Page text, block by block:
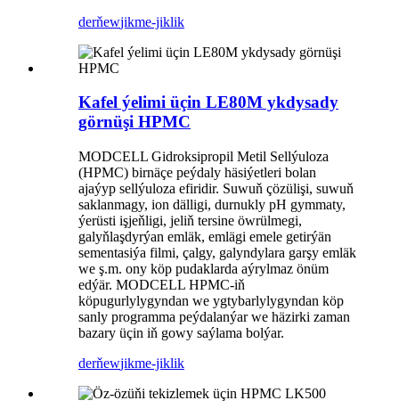
derňewjikme-jiklik
Kafel ýelimi üçin LE80M ykdysady
görnüşi HPMC
MODCELL Gidroksipropil Metil Sellýuloza
(HPMC) birnäçe peýdaly häsiýetleri bolan
ajaýyp sellýuloza efiridir. Suwuň çözülişi, suwuň
saklanmagy, ion dälligi, durnukly pH gymmaty,
ýerüsti işjeňligi, jeliň tersine öwrülmegi,
galyňlaşdyrýan emläk, emlägi emele getirýän
sementasiýa filmi, çalgy, galyndylara garşy emläk
we ş.m. ony köp pudaklarda aýrylmaz önüm
edýär. MODCELL HPMC-iň
köpugurlylygyndan we ygtybarlylygyndan köp
sanly programma peýdalanýar we häzirki zaman
bazary üçin iň gowy saýlama bolýar.
derňewjikme-jiklik